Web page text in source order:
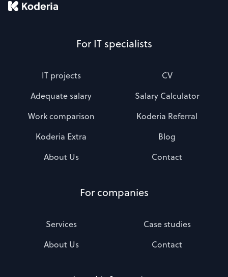
For IT specialists
IT projects
CV
Adequate salary
Salary Calculator
Work comparison
Koderia Referral
Koderia Extra
Blog
About Us
Contact
For companies
Services
Case studies
About Us
Contact